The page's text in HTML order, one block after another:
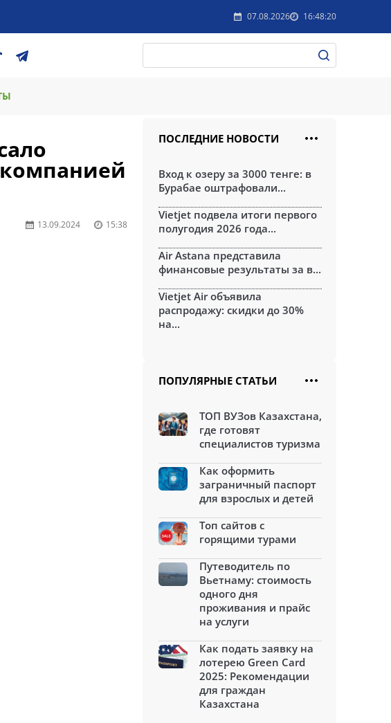
07.08.2026 16:48:20
13.09.2024 15:38
ПОСЛЕДНИЕ НОВОСТИ
Вход к озеру за 3000 тенге: в
Бурабае оштрафовали...
Vietjet подвела итоги первого
полугодия 2026 года...
Air Astana представила
финансовые результаты за в...
Vietjet Air объявила
распродажу: скидки до 30%
на...
ПОПУЛЯРНЫЕ СТАТЬИ
ТОП ВУЗов Казахстана,
где готовят
специалистов туризма
Как оформить
заграничный паспорт
для взрослых и детей
Топ сайтов с
горящими турами
Путеводитель по
Вьетнаму: стоимость
одного дня
проживания и прайс
на услуги
Как подать заявку на
лотерею Green Card
2025: Рекомендации
для граждан
Казахстана